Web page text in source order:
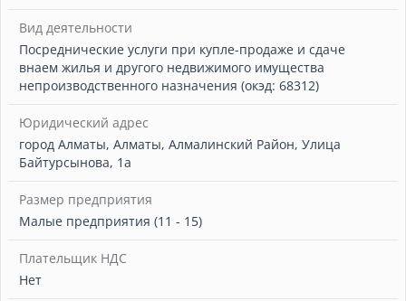
Вид деятельности
Посреднические услуги при купле-продаже и сдаче
внаем жилья и другого недвижимого имущества
непроизводственного назначения (окэд: 68312)
Юридический адрес
город Алматы, Алматы, Алмалинский Район, Улица
Байтурсынова, 1а
Размер предприятия
Малые предприятия (11 - 15)
Плательщик НДС
Нет